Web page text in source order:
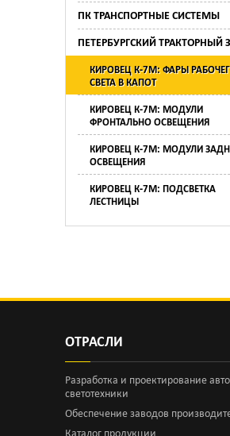
ПК ТРАНСПОРТНЫЕ СИСТЕМЫ
ПЕТЕРБУРГСКИЙ ТРАКТОРНЫЙ
КИРОВЕЦ К-7М: ФАРЫ
СВЕТА В КАПОТ
КИРОВЕЦ К-7М: МОДУЛИ
ФРОНТАЛЬНО ОСВЕЩЕНИЯ
КИРОВЕЦ К-7М: МОДУЛИ
ОСВЕЩЕНИЯ
КИРОВЕЦ К-7М: ПОДСВЕТКА
ЛЕСТНИЦЫ
ОТРАСЛИ
Разработка и проектирование
светотехники
Обеспечение заводов
Каталог продукции